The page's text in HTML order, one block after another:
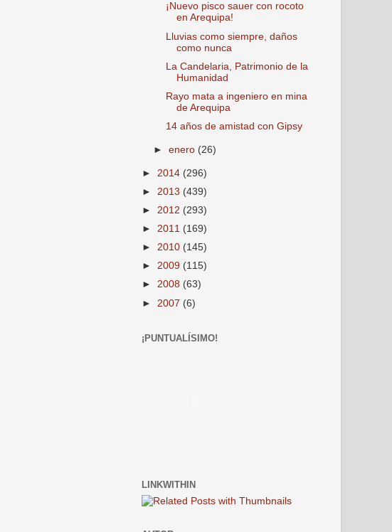
¡Nuevo pisco sauer con rocoto
en Arequipa!
Lluvias como siempre, daños
como nunca
La Candelaria, Patrimonio de la
Humanidad
Rayo mata a ingeniero en mina
de Arequipa
14 años de amistad con Gipsy
►enero (26)
► 2014 (296)
► 2013 (439)
► 2012 (293)
► 2011 (169)
► 2010 (145)
► 2009 (115)
► 2008 (63)
► 2007 (6)
¡PUNTUALÍSIMO!
LINKWITHIN